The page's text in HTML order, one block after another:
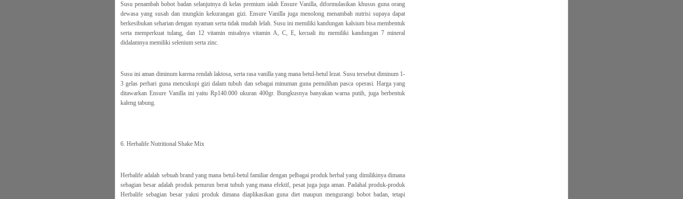
Susu penambah bobot badan selanjutnya di kelas premium ialah Ensure Vanilla, diformulasikan khusus guna orang
dewasa yang susah dan mungkin kekurangan gizi. Ensure Vanilla juga menolong menambah nutrisi supaya dapat
berkesibukan seharian dengan nyaman serta tidak mudah lelah. Susu ini memiliki kandungan kalsium bisa membentuk
serta memperkuat tulang, dan 12 vitamin misalnya vitamin A, C, E, kecuali itu memiliki kandungan 7 mineral
didalamnya memiliki selenium serta zinc.
Susu ini aman diminum karena rendah laktosa, serta rasa vanilla yang mana betul-betul lezat. Susu tersebut diminum 1-
3 gelas perhari guna mencukupi gizi dalam tubuh dan sebagai minuman guna pemulihan pasca operasi. Harga yang
ditawarkan Ensure Vanilla ini yaitu Rp140.000 ukuran 400gr. Bungkusnya banyakan warna putih, juga berbentuk
kaleng tabung.
6. Herbalife Nutritional Shake Mix
Herbalife adalah sebuah brand yang mana betul-betul familiar dengan pelbagai produk herbal yang dimilikinya dimana
sebagian besar adalah produk penurun berat tubuh yang mana efektif, pesat juga juga aman. Padahal produk-produk
Herbalife sebagian besar yakni produk dimana diaplikasikan guna diet maupun mengurangi bobot badan, tetapi